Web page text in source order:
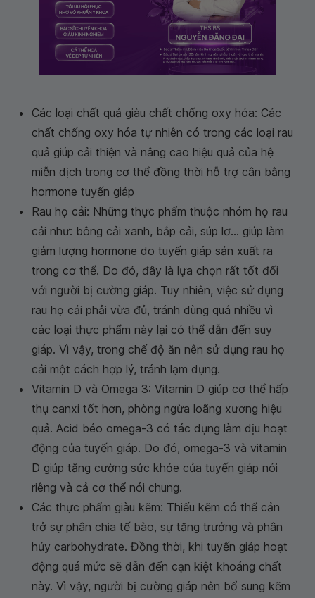
Các loại chất quả giàu chất chống oxy hóa: Các
chất chống oxy hóa tự nhiên có trong các loại rau
quả giúp cải thiện và nâng cao hiệu quả của hệ
miễn dịch trong cơ thể đồng thời hỗ trợ cân bằng
hormone tuyến giáp
Rau họ cải: Những thực phẩm thuộc nhóm họ rau
cải như: bông cải xanh, bắp cải, súp lơ... giúp làm
giảm lượng hormone do tuyến giáp sản xuất ra
trong cơ thể. Do đó, đây là lựa chọn rất tốt đối
với người bị cường giáp. Tuy nhiên, việc sử dụng
rau họ cải phải vừa đủ, tránh dùng quá nhiều vì
các loại thực phẩm này lại có thể dẫn đến suy
giáp. Vì vậy, trong chế độ ăn nên sử dụng rau họ
cải một cách hợp lý, tránh lạm dụng.
Vitamin D và Omega 3: Vitamin D giúp cơ thể hấp
thụ canxi tốt hơn, phòng ngừa loãng xương hiệu
quả. Acid béo omega-3 có tác dụng làm dịu hoạt
động của tuyến giáp. Do đó, omega-3 và vitamin
D giúp tăng cường sức khỏe của tuyến giáp nói
riêng và cả cơ thể nói chung.
Các thực phẩm giàu kẽm: Thiếu kẽm có thể cản
trở sự phân chia tế bào, sự tăng trưởng và phân
hủy carbohydrate. Đồng thời, khi tuyến giáp hoạt
động quá mức sẽ dẫn đến cạn kiệt khoáng chất
này. Vì vậy, người bị cường giáp nên bổ sung kẽm